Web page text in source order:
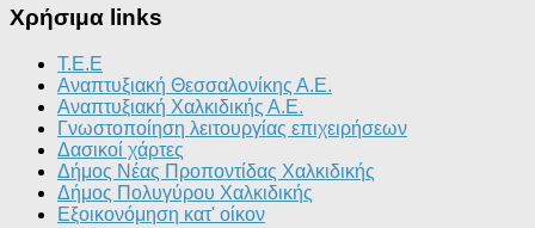
Χρήσιμα links
T.E.E
Αναπτυξιακή Θεσσαλονίκης Α.Ε.
Αναπτυξιακή Χαλκιδικής Α.Ε.
Γνωστοποίηση λειτουργίας επιχειρήσεων
Δασικοί χάρτες
Δήμος Νέας Προποντίδας Χαλκιδικής
Δήμος Πολυγύρου Χαλκιδικής
Εξοικονόμηση κατ' οίκον